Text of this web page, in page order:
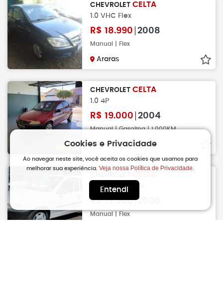
CHEVROLET CELTA
1.0 VHC Flex
R$ 18.990 2008
Manual | Flex
Araras
CHEVROLET CELTA
1.0 4P
R$ 19.000 2004
Manual | Gasolina | 1.000KM
Sao Carlos
1.0 VHC Flex Life
R$19.500 2006
Manual | Flex
Cookies e Privacidade
Ao navegar neste site, você aceita os cookies que usamos para
melhorar sua experiência.Veja nossa Política de Privacidade.
Entendi